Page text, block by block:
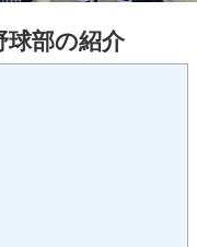
球部の紹介